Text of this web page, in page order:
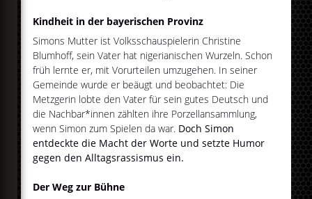
Kindheit in der bayerischen Provinz
Simons Mutter ist Volksschauspielerin Christine
Blumhoff, sein Vater hat nigerianischen Wurzeln. Schon
früh lernte er, mit Vorurteilen umzugehen. In seiner
Gemeinde wurde er beäugt und beobachtet: Die
Metzgerin lobte den Vater für sein gutes Deutsch und
die Nachbar*innen zählten ihre Porzellansammlung,
wenn Simon zum Spielen da war. Doch Simon
entdeckte die Macht der Worte und setzte Humor
gegen den Alltagsrassismus ein.
Der Weg zur Bühne